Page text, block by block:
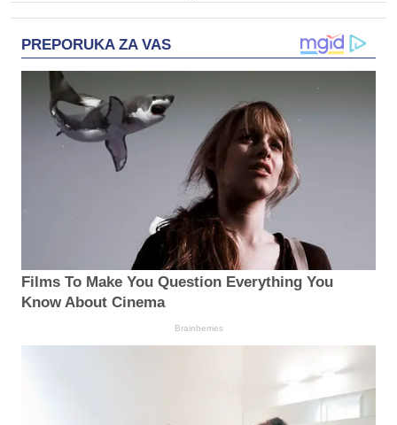
PREPORUKA ZA VAS
Films To Make You Question Everything You
Know About Cinema
Brainberries